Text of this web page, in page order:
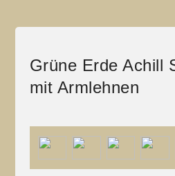
Grüne Erde Achill
mit Armlehnen